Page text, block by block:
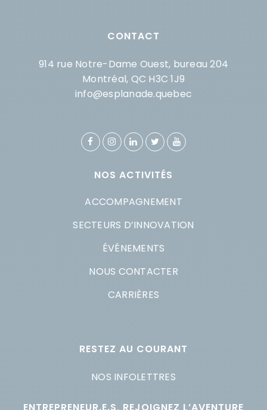
CONTACT
914 rue Notre-Dame Ouest, bureau 204
Montréal, QC H3C 1J9
info@esplanade.quebec
NOS ACTIVITÉS
ACCOMPAGNEMENT
SECTEURS D’INNOVATION
ÉVÉNEMENTS
NOUS CONTACTER
CARRIÈRES
RESTEZ AU COURANT
NOS INFOLETTRES
ENTREPRENEUR.E.S, REJOIGNEZ L’AVENTURE